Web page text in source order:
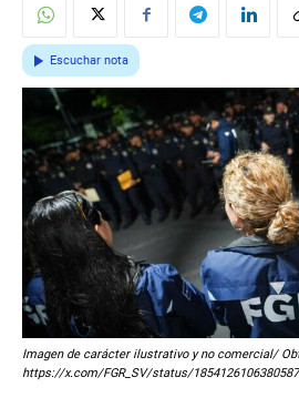
Escuchar nota
Imagen de carácter ilustrativo y no comercial/
https://x.com/FGR_SV/status/